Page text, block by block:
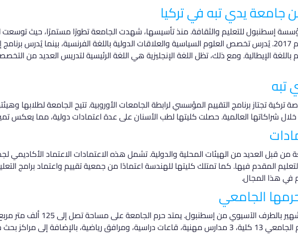
يدي تبه في تركيا
إسطنبول للتعليم والثقافة. منذ تأسيسها، شهدت الجامعة تطورًا مستمرًا، حيث توسعت
لتشمل سبع لغات عالمية بحلول عام 2017. يُدرس تخصص العلوم السياسية والعلاقات الدولية باللغة الفرنسية، بينما يُدرس
الإيطالية. ومع ذلك، تظل اللغة الإنجليزية هي اللغة الرئيسية لتدريس العديد من
تبه
تجتاز برنامج التقييم المؤسسي لرابطة الجامعات الأوروبية. تتيح الجامعة لطلابها
خلال شراكاتها العالمية. حصلت كليتها لطب الأسنان على عدة اعتمادات دولية، مما يعكس
هذا المجال.
الجامعي
تقع جامعة يدي تبه في منطقة أتاشهير بالطرف
إلى مراكز بحث خاصة.